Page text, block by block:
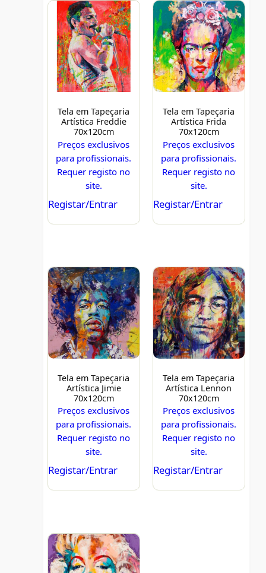
Tela em Tapeçaria
Artística Freddie
70x120cm
Preços exclusivos
para profissionais.
Requer registo no
site.
Registar/Entrar
Tela em Tapeçaria
Artística Frida
70x120cm
Preços exclusivos
para profissionais.
Requer registo no
site.
Registar/Entrar
Tela em Tapeçaria
Artística Jimie
70x120cm
Preços exclusivos
para profissionais.
Requer registo no
site.
Registar/Entrar
Tela em Tapeçaria
Artística Lennon
70x120cm
Preços exclusivos
para profissionais.
Requer registo no
site.
Registar/Entrar